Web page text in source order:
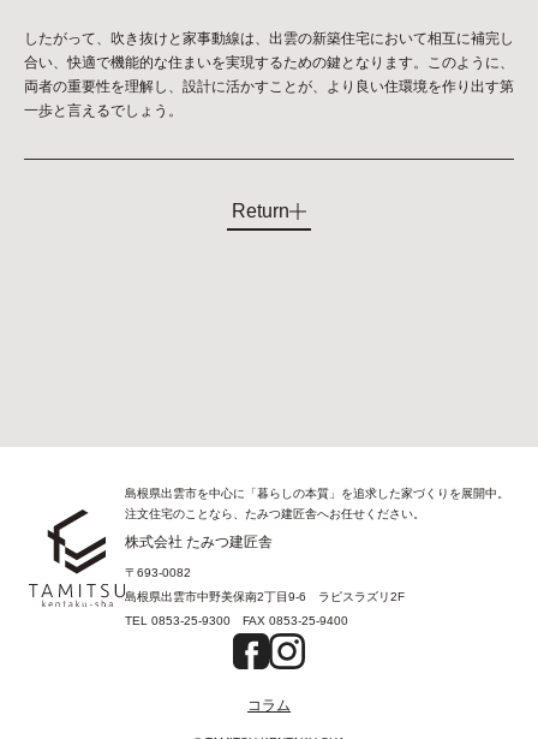
したがって、吹き抜けと家事動線は、出雲の新築住宅において相互に補完し
合い、快適で機能的な住まいを実現するための鍵となります。このように、
両者の重要性を理解し、設計に活かすことが、より良い住環境を作り出す第
一歩と言えるでしょう。
Return
島根県出雲市を中心に「暮らしの本質」を追求した家づくりを展開中。
注文住宅のことなら、たみつ建匠舎へお任せください。
株式会社 たみつ建匠舎
〒693-0082
島根県出雲市中野美保南2丁目9-6 ラピスラズリ2F
TEL 0853-25-9300 FAX 0853-25-9400
コラム